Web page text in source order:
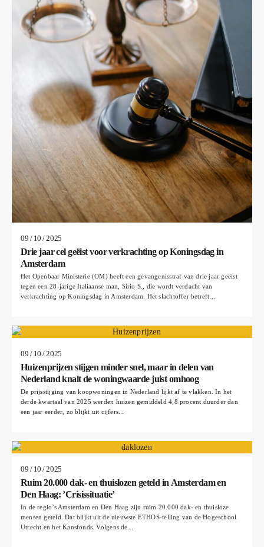
09 / 10 / 2025
Drie jaar cel geëist voor verkrachting op Koningsdag in
Amsterdam
Het Openbaar Ministerie (OM) heeft een gevangenisstraf van drie jaar geëist
tegen een 28-jarige Italiaanse man, Sirio S., die wordt verdacht van
verkrachting op Koningsdag in Amsterdam. Het slachtoffer betreft...
09 / 10 / 2025
Huizenprijzen stijgen minder snel, maar in delen van
Nederland knalt de woningwaarde juist omhoog
De prijsstijging van koopwoningen in Nederland lijkt af te vlakken. In het
derde kwartaal van 2025 werden huizen gemiddeld 4,8 procent duurder dan
een jaar eerder, zo blijkt uit cijfers...
09 / 10 / 2025
Ruim 20.000 dak- en thuislozen geteld in Amsterdam en
Den Haag: ’Crisissituatie’
In de regio’s Amsterdam en Den Haag zijn ruim 20.000 dak- en thuisloze
mensen geteld. Dat blijkt uit de nieuwste ETHOS-telling van de Hogeschool
Utrecht en het Kansfonds. Volgens de...